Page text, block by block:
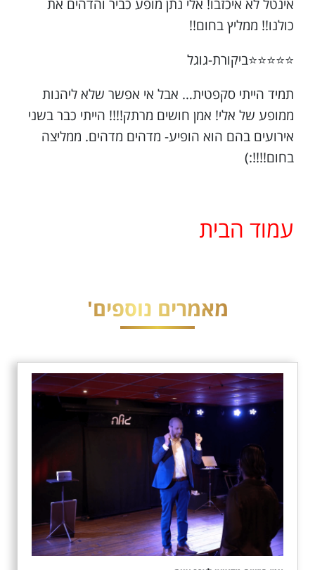
אינטל לא איכזבו! אלי נתן מופע כביר והדהים את
כולנו!! ממליץ בחום!!
⭐⭐⭐⭐⭐ביקורת-גוגל
תמיד הייתי סקפטית… אבל אי אפשר שלא ליהנות
ממופע של אלי! אמן חושים מרתק!!!! הייתי כבר בשני
אירועים בהם הוא הופיע- מדהים מדהים. ממליצה
בחום!!!!:)
עמוד הבית
מאמרים נוספים'